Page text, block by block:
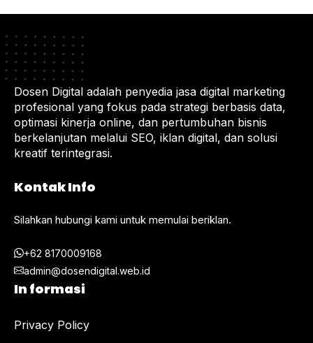
Dosen Digital adalah penyedia jasa digital marketing
profesional yang fokus pada strategi berbasis data,
optimasi kinerja online, dan pertumbuhan bisnis
berkelanjutan melalui SEO, iklan digital, dan solusi
kreatif terintegrasi.
Kontak Info
Silahkan hubungi kami untuk memulai beriklan.
+62 8170009168
admin@dosendigital.web.id
In formasi
Privacy Policy